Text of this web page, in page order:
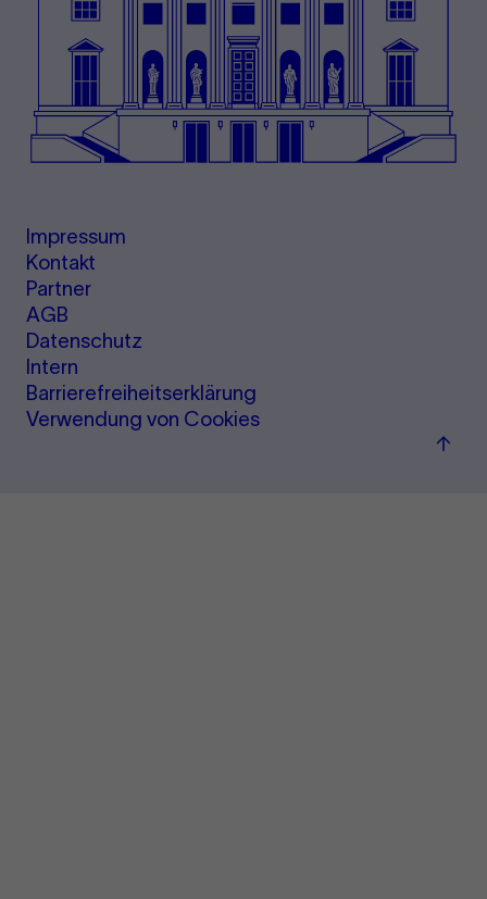
Impressum
Kontakt
Partner
AGB
Datenschutz
Intern
Barrierefreiheitserklärung
Verwendung von Cookies
Zum